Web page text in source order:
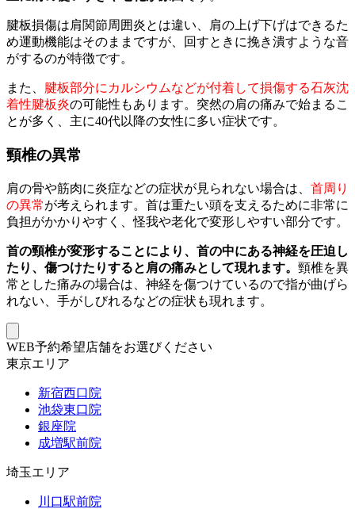
腱板損傷は肩関節周囲炎とは違い、肩の上げ下げはできるた
め運動機能はそのままですが、回すときに挽き潰すような音
がするのが特徴です。
また、 腱板部分にカルシウムなどが付着して損傷する石灰沈
着性腱板炎の可能性もあります。突然の肩の痛みで始まるこ
とが多く、主に40代以降の女性に多い症状です。
頸椎の異常
肩の骨や筋肉に炎症などの症状が見られない場合は、 首周り
の異常が考えられます。首は重たい頭を支えるために非常に
負担がかかりやすく、怪我や老化で変形しやすい部分です。
首の頸椎が変形することにより、首の中にある神経を圧迫し
たり、傷つけたりすると肩の痛みとして現れます。 頸椎を異
常とした痛みの場合は、神経を傷つけているので指が曲げら
れない、手がしびれるなどの症状も現れます。
WEB予約希望店舗をお選びください
東京エリア
新宿西口院
池袋東口院
銀座院
成増駅前院
埼玉エリア
川口駅前院